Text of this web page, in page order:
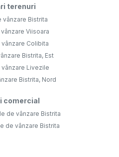
terenuri
vânzare Bistrita
Viisoara
Colibita
Bistrita, Est
vânzare Livezile
Bistrita, Nord
comercial
de vânzare Bistrita
de vânzare Bistrita